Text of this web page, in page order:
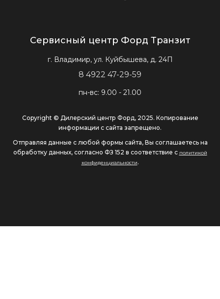
Сервисный центр Форд Транзит
г. Владимир, ул. Куйбышева, д. 24П
8 4922 47-29-59
пн-вс: 9.00 - 21.00
Copyright © Дилерский центр Форд, 2025. Копирование
информации с сайта запрещено.
Отправляя данные с любой формы сайта, Вы соглашаетесь на
обработку данных, согласно ФЗ 152 в соответствие с политикой
конфиденциальности.